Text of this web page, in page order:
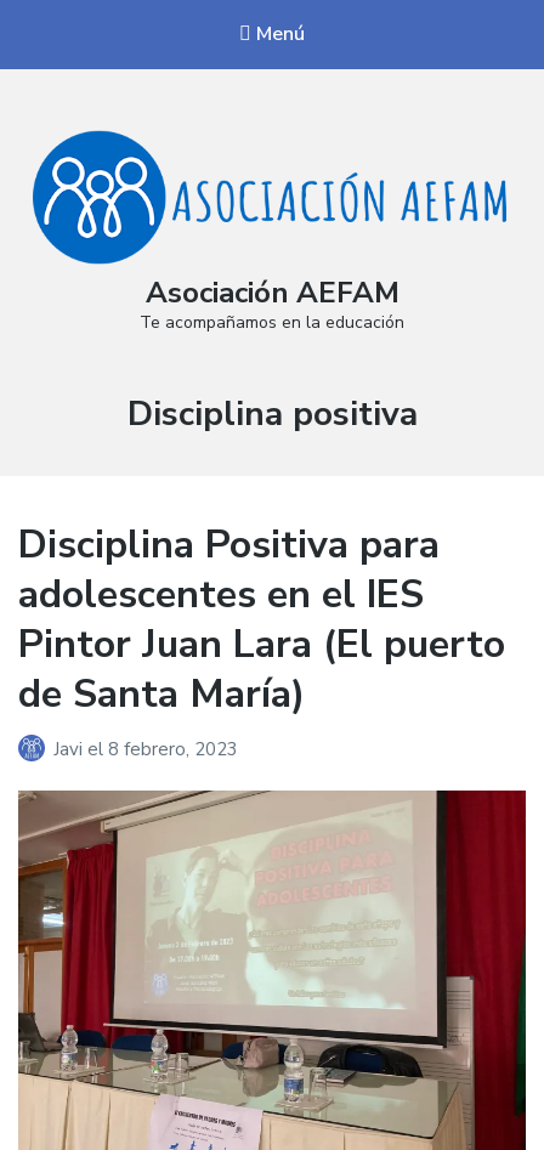
Menú
Asociación AEFAM
Te acompañamos en la educación
Categoría:
Disciplina positiva
Disciplina Positiva para
adolescentes en el IES
Pintor Juan Lara (El puerto
de Santa María)
Javi el 8 febrero, 2023